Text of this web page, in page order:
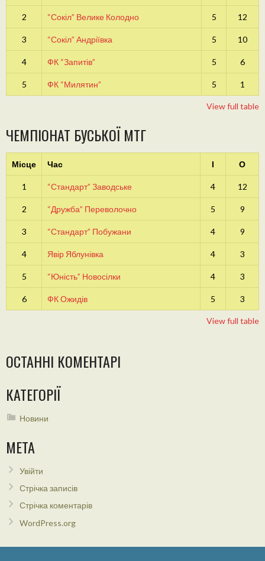
2 “Сокіл” Велике Колодно 5 12
3 “Сокіл” Андріївка 5 10
4 ФК “Запитів” 5 6
5 ФК “Милятин” 5 1
View full table
ЧЕМПІОНАТ БУСЬКОЇ МТГ
Місце Час І О
1 “Стандарт” Заводське 4 12
2 “Дружба” Переволочно 5 9
3 “Стандарт” Побужани 4 9
4 Явір Яблунівка 4 3
5 “Юність” Новосілки 4 3
6 ФК Ожидів 5 3
View full table
ОСТАННІ КОМЕНТАРІ
КАТЕГОРІЇ
Новини
МЕТА
Увійти
Стрічка записів
Стрічка коментарів
WordPress.org